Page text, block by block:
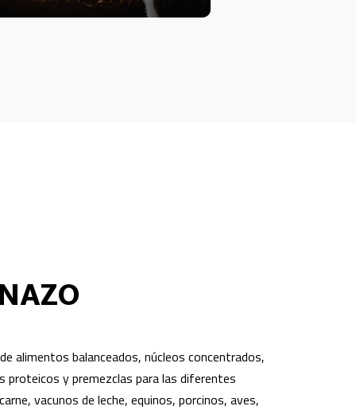
alimentos balanceados, núcleos concentrados,
proteicos y premezclas para las diferentes
vacunos de leche, equinos, porcinos, aves,